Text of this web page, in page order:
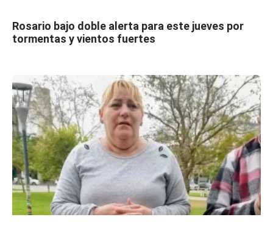
Rosario bajo doble alerta para este jueves por
tormentas y vientos fuertes